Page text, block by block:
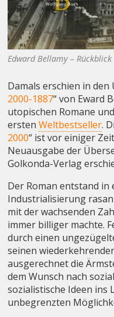
Edward Bellamy –
Damals erschien in den
2000-1887“ von Eward
utopischen Romane
erstenWeltbestseller.
2000“ ist vor einiger
Neuausgabe der
Golkonda-Verlag
Der Roman entstand in
Industrialisierung
mit der wachsenden
immer billiger machte.
durch einen
seinen
ausgerechnet die
dem Wunsch nach
sozialistische Ideen ins
unbegrenzten